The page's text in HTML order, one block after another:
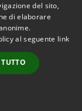
del sito,
di elaborare
al seguente link